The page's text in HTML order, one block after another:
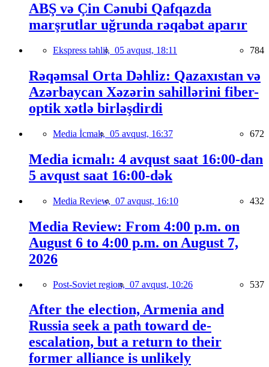
ABŞ və Çin Cənubi Qafqazda
marşrutlar uğrunda rəqabət aparır
Ekspress təhlil, 05 avqust, 18:11 784
Rəqəmsal Orta Dəhliz: Qazaxıstan və
Azərbaycan Xəzərin sahillərini fiber-
optik xətlə birləşdirdi
Media İcmalı, 05 avqust, 16:37 672
Media icmalı: 4 avqust saat 16:00-dan
5 avqust saat 16:00-dək
Media Review, 07 avqust, 16:10 432
Media Review: From 4:00 p.m. on
August 6 to 4:00 p.m. on August 7,
2026
Post-Soviet region, 07 avqust, 10:26 537
After the election, Armenia and
Russia seek a path toward de-
escalation, but a return to their
former alliance is unlikely